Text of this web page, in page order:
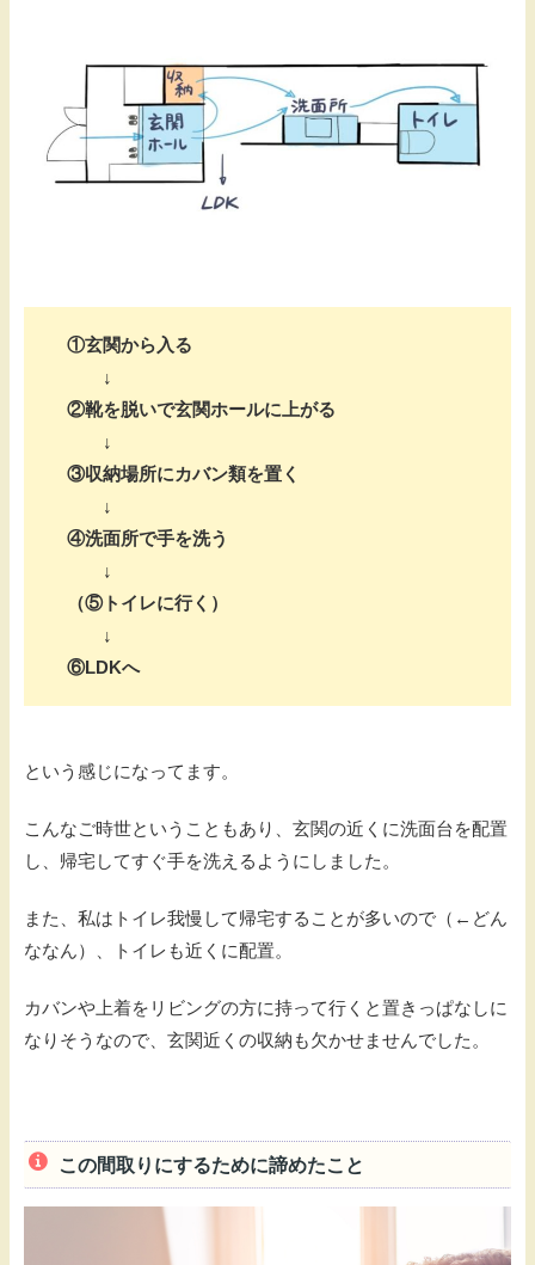
①玄関から入る
↓
②靴を脱いで玄関ホールに上がる
↓
③収納場所にカバン類を置く
↓
④洗面所で手を洗う
↓
（⑤トイレに行く）
↓
⑥LDKへ
という感じになってます。
こんなご時世ということもあり、玄関の近くに洗面台を配置
し、帰宅してすぐ手を洗えるようにしました。
また、私はトイレ我慢して帰宅することが多いので（←どん
ななん）、トイレも近くに配置。
カバンや上着をリビングの方に持って行くと置きっぱなしに
なりそうなので、玄関近くの収納も欠かせませんでした。
この間取りにするために諦めたこと